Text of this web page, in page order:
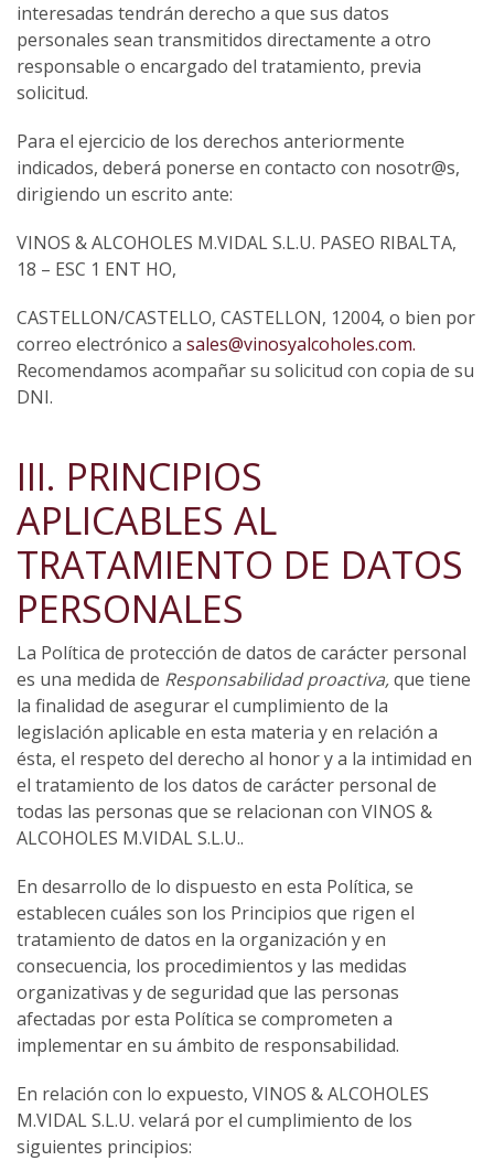
interesadas tendrán derecho a que sus datos
personales sean transmitidos directamente a otro
responsable o encargado del tratamiento, previa
solicitud.
Para el ejercicio de los derechos anteriormente
indicados, deberá ponerse en contacto con nosotr@s,
dirigiendo un escrito ante:
VINOS & ALCOHOLES M.VIDAL S.L.U. PASEO RIBALTA,
18 – ESC 1 ENT HO,
CASTELLON/CASTELLO, CASTELLON, 12004, o bien por
correo electrónico a sales@vinosyalcoholes.com.
Recomendamos acompañar su solicitud con copia de su
DNI.
III. PRINCIPIOS
APLICABLES AL
TRATAMIENTO DE DATOS
PERSONALES
La Política de protección de datos de carácter personal
es una medida de Responsabilidad proactiva,que tiene
la finalidad de asegurar el cumplimiento de la
legislación aplicable en esta materia y en relación a
ésta, el respeto del derecho al honor y a la intimidad en
el tratamiento de los datos de carácter personal de
todas las personas que se relacionan con VINOS &
ALCOHOLES M.VIDAL S.L.U..
En desarrollo de lo dispuesto en esta Política, se
establecen cuáles son los Principios que rigen el
tratamiento de datos en la organización y en
consecuencia, los procedimientos y las medidas
organizativas y de seguridad que las personas
afectadas por esta Política se comprometen a
implementar en su ámbito de responsabilidad.
En relación con lo expuesto, VINOS & ALCOHOLES
M.VIDAL S.L.U. velará por el cumplimiento de los
siguientes principios: